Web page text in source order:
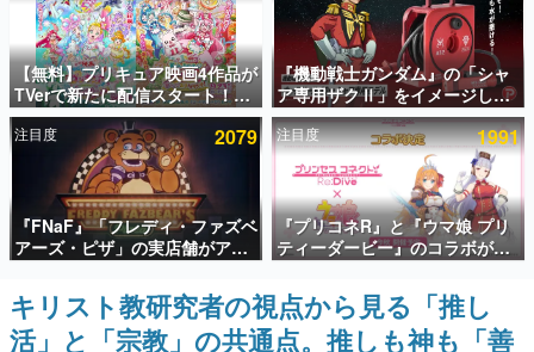
電ファミのいま読まれている記事ランキング
アプリセール情報
インタビュー
連載・特集一覧
殿堂入り記事
SNS拡散数が数千以上！ ページビュー数万以上！ などな
ど。多くの人々に読まれた、電ファミ渾身の“殿堂入り”記
事をまとめました。
ゲームの企画書
名作ゲームクリエイターの方々に製作時のエピソードをお
聞きし、ヒットする企画（ゲーム）とは何か？を探ってい
【無料】プリキュア映画4作品が
TVerで新たに配信スタート！な
んと2018年～2024年の映画ほぼ
すべてが見放題に、ぶっちゃけ
ありえないラインナップ
『機動戦士ガンダム』の「シャ
ア専用ザクⅡ」をイメージした
散水ホースリールが予約開始。
本体にはシャアのパーソナルマ
ークやジオン公国軍のエンブレ
ム、型式番号などを配置
注目度 2079
『FNaF』「フレディ・ファズベ
アーズ・ピザ」の実店舗がアメ
リカの商業施設「American
Dream」に2027年オープン！
ScottGamesとの共同開発、食
事だけでなくステージショーや
注目度 1991
『プリコネR』と『ウマ娘 プリ
ティーダービー』のコラボが決
定！“最大170連無料”の8.5周年
キャンペーンなども発表
キリスト教研究者の視点から見る「推し
活」と「宗教」の共通点。推しも神も「善